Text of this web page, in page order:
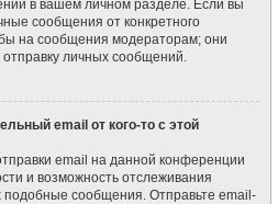
в вашем личном разделе. Если вы
сообщения от конкретного
на сообщения модераторам; они
отправку личных сообщений.
email от кого-то с этой
email на данной конференции
и возможность отслеживания
сообщения. Отправьте email-